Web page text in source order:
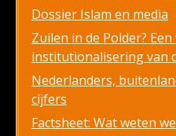
Dossier Islam en media
Zuilen in de Polder?
institutionalisering van
Nederlanders,
cijfers
Factsheet: Wat weten